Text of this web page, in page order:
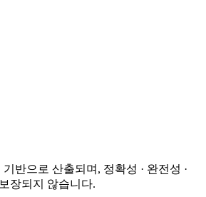
반으로 산출되며, 정확성 · 완전성 ·
장되지 않습니다.